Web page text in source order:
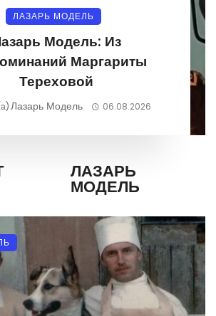
ЛАЗАРЬ МОДЕЛЬ
Модель: Из
Маргариты
Тереховой
Лазарь Модель 06.08.2026
ЛАЗАРЬ
МОДЕЛЬ